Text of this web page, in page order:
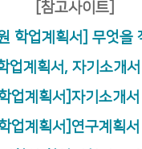
[참고사이트]
학업계획서] 무엇을
업계획서, 자기소개서
업계획서]자기소개
업계획서]연구계획